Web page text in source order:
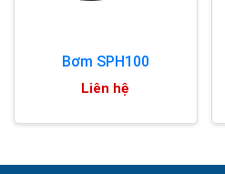
Bơm SPH100
Liên hệ